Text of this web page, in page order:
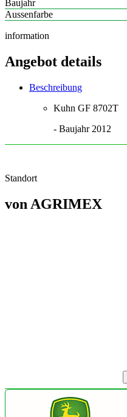
Baujahr
Aussenfarbe
information
Angebot details
Beschreibung
Kuhn GF 8702T
- Baujahr 2012
Standort
von AGRIMEX